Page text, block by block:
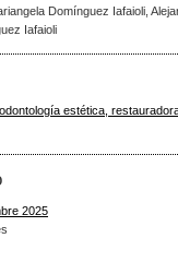
Domínguez Iafaioli,
Iafaioli
estética,
2025